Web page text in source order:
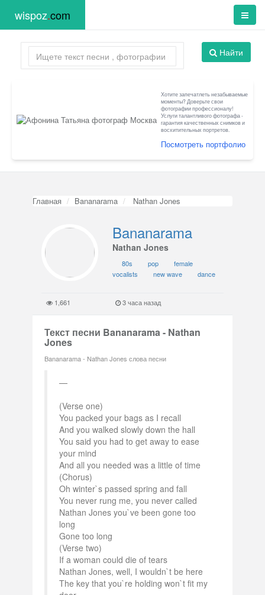
wispoz.com
Найти
Хотите запечатлеть незабываемые
моменты? Доверьте свои
фотографии профессионалу!
Услуги талантливого фотографа -
гарантия качественных снимков и
восхитительных портретов.
Посмотреть портфолио
Главная Bananarama Nathan Jones
Bananarama
Nathan Jones
80s pop
female
vocalists
new wave dance
1,661 3 часа назад
Текст песни Bananarama - Nathan
Jones
Bananarama - Nathan Jones слова песни
(Verse one)
You packed your bags as I recall
And you walked slowly down the hall
You said you had to get away to ease
your mind
And all you needed was a little of time
(Chorus)
Oh winter`s passed spring and fall
You never rung me, you never called
Nathan Jones you`ve been gone too
long
Gone too long
(Verse two)
If a woman could die of tears
Nathan Jones, well, I wouldn`t be here
The key that you`re holding won`t fit my